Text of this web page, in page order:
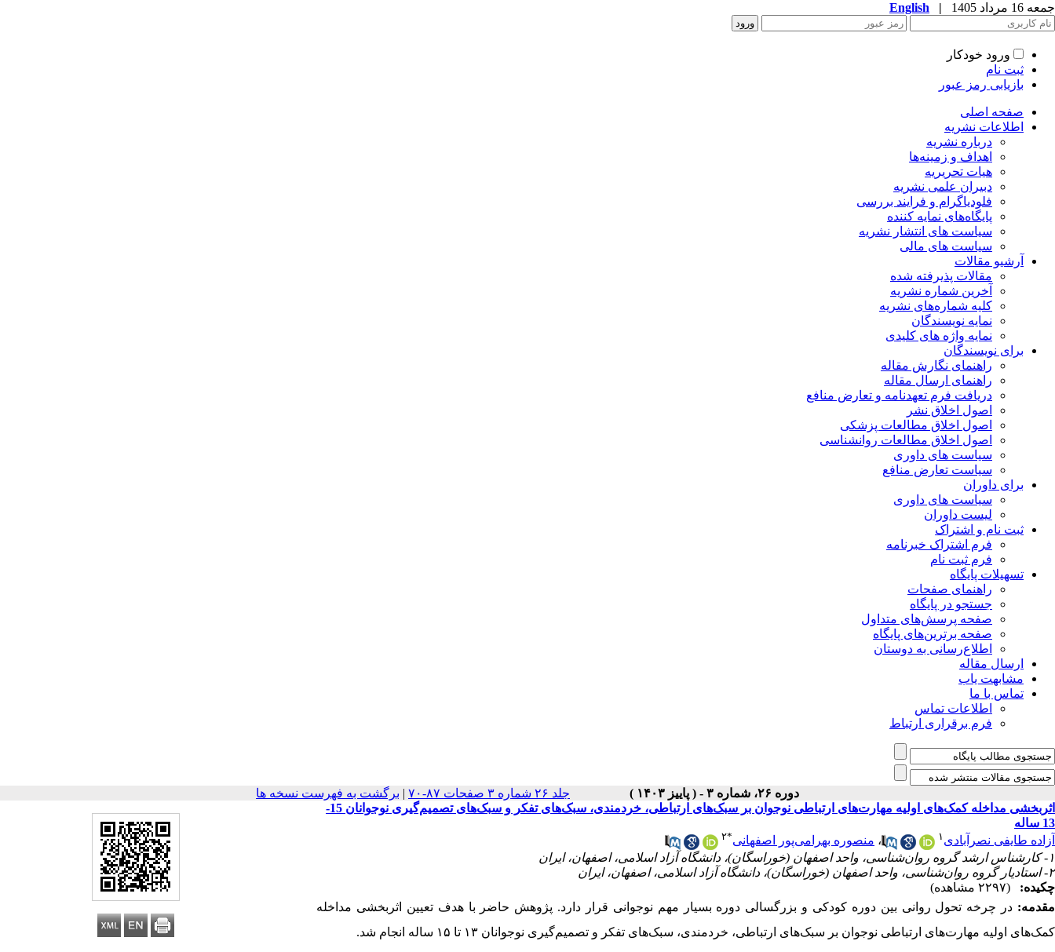
جمعه 16 مرداد 1405 |
English
ورود خودکار
ثبت نام
بازیابی رمز عبور
صفحه اصلی
اطلاعات نشریه
درباره نشریه
اهداف و زمینه‌ها
هیات تحریریه
دبیران علمی نشریه
فلودیاگرام و فرایند بررسی
پایگاه‌های نمایه کننده
سیاست های انتشار نشریه
سیاست های مالی
آرشیو مقالات
مقالات پذیرفته شده
آخرین شماره نشریه
کلیه شماره‌های نشریه
نمایه نویسندگان
نمایه واژه های کلیدی
برای نویسندگان
راهنمای نگارش مقاله
راهنمای ارسال مقاله
دریافت فرم تعهدنامه و تعارض منافع
اصول اخلاق نشر
اصول اخلاق مطالعات پزشکی
اصول اخلاق مطالعات روانشناسی
سیاست های داوری
سیاست تعارض منافع
برای داوران
سیاست های داوری
لیست داوران
ثبت نام و اشتراک
فرم اشتراک خبرنامه
فرم ثبت نام
تسهیلات پایگاه
راهنمای صفحات
جستجو در پایگاه
صفحه پرسش‌های متداول
صفحه برترین‌های پایگاه
اطلاع‌رسانی به دوستان
ارسال مقاله
مشابهت یاب
تماس با ما
اطلاعات تماس
فرم برقراری ارتباط
دوره ۲۶، شماره ۳ - ( پاییز ۱۴۰۳ ) جلد ۲۶ شماره ۳ صفحات ۸۷-۷۰ | برگشت به فهرست نسخه ها
اثربخشی مداخله کمک‌های اولیه مهارت‌های ارتباطی نوجوان بر سبک‌های ارتباطی، خردمندی، سبک‌های تفکر و سبک‌های تصمیم‌گیری نوجوانان 15-
13 ساله
آزاده طایفی نصرآبادی ۱ ، منصوره بهرامی‌پور اصفهانی*۲
۱- کارشناس ارشد گروه روان‌شناسی، واحد اصفهان (خوراسگان)، دانشگاه آزاد اسلامی، اصفهان، ایران
۲- استادیار گروه روان‌شناسی، واحد اصفهان (خوراسگان)، دانشگاه آزاد اسلامی، اصفهان، ایران
چکیده:
(۲۲۹۷ مشاهده)
مقدمه: در چرخه تحول روانی بین دوره کودکی و بزرگسالی دوره بسیار مهم نوجوانی قرار دارد. پژوهش حاضر با هدف تعیین اثربخشی مداخله
کمک‌های اولیه مهارت‌های ارتباطی نوجوان بر سبک­‌های ارتباطی، خردمندی، سبک­‌های تفکر و تصمیم‌گیری نوجوانان ۱۳ تا ۱۵ ساله انجام شد.